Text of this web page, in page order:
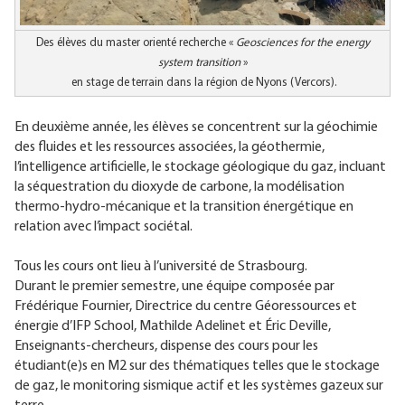
Des élèves du master orienté recherche « Geosciences for the energy
system transition»
en stage de terrain dans la région de Nyons (Vercors).
En deuxième année, les élèves se concentrent sur la géochimie
des fluides et les ressources associées, la géothermie,
l’intelligence artificielle, le stockage géologique du gaz, incluant
la séquestration du dioxyde de carbone, la modélisation
thermo-hydro-mécanique et la transition énergétique en
relation avec l’impact sociétal.
Tous les cours ont lieu à l’université de Strasbourg.
Durant le premier semestre, une équipe composée par
Frédérique Fournier, Directrice du centre Géoressources et
énergie d’IFP School, Mathilde Adelinet et Éric Deville,
Enseignants-chercheurs, dispense des cours pour les
étudiant(e)s en M2 sur des thématiques telles que le stockage
de gaz, le monitoring sismique actif et les systèmes gazeux sur